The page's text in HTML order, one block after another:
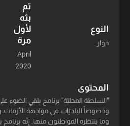
النوع
حوار
تم
بثه
لأول
مرة
April
2020
المحتوى
"السلطة المحليّة" برنامج يلقي الضوء
وخصوصاً البلديّات في مواجهة الأزمات،
وما ينتظره المواطنون منها. إنّه